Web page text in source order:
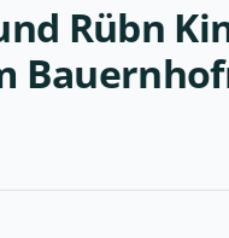
Rübn